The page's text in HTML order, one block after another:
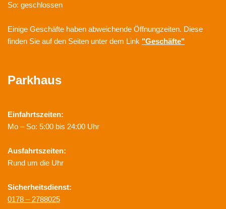
So: geschlossen
Einige Geschäfte haben abweichende Öffnungzeiten. Diese
finden Sie auf den Seiten unter dem Link "Geschäfte"
Parkhaus
Einfahrtszeiten:
Mo – So: 5:00 bis 24:00 Uhr
Ausfahrtszeiten:
Rund um die Uhr
Sicherheitsdienst:
0178 – 2788025